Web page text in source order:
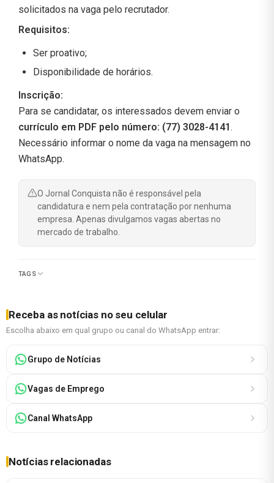
solicitados na vaga pelo recrutador.
Requisitos:
Ser proativo;
Disponibilidade de horários.
Inscrição:
Para se candidatar, os interessados devem enviar o
currículo em PDF pelo número: (77) 3028-4141.
Necessário informar o nome da vaga na mensagem no
WhatsApp.
O Jornal Conquista não é responsável pela
candidatura e nem pela contratação por nenhuma
empresa. Apenas divulgamos vagas abertas no
mercado de trabalho.
TAGS
Receba as notícias no seu celular
Escolha abaixo em qual grupo ou canal do WhatsApp entrar:
Grupo de Notícias
Vagas de Emprego
Canal WhatsApp
Notícias relacionadas